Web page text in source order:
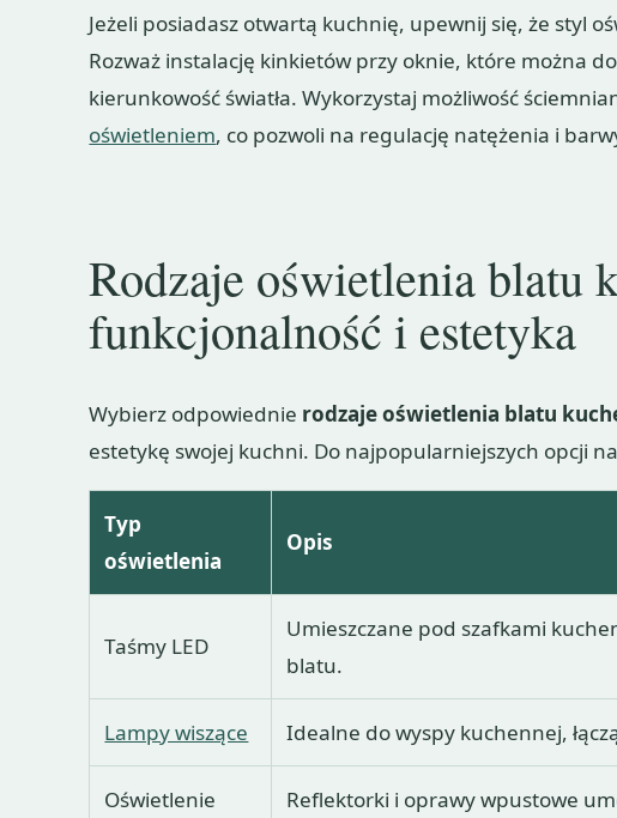
Jeżeli posiadasz otwartą kuchnię, upewnij się, że styl
Rozważ instalację kinkietów przy oknie, które można
kierunkowość światła. Wykorzystaj możliwość
oświetleniem, co pozwoli na regulację natężenia i
Rodzaje oświetlenia blatu
funkcjonalność i estetyka
Wybierz odpowiednie rodzaje oświetlenia blatu
estetykę swojej kuchni. Do najpopularniejszych opcji
Typ
oświetlenia
Opis
Taśmy LED
Umieszczane pod szafkami
blatu.
Lampy wiszące Idealne do wyspy kuchennej,
Oświetlenie
Reflektorki i oprawy wpustowe